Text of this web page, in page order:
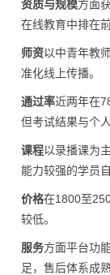
资质与规模方面
在线教育中排在前
师资以中青年教
准化线上传播。
通过率近两年在
但考试结果与个
课程以录播课为
能力较强的学员
价格在1800至
较低。
服务方面平台功
足，售后体系成熟